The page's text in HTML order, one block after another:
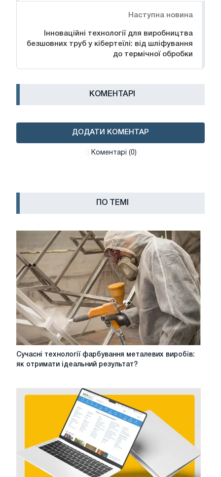
Наступна новина
Інноваційні технології для виробництва
безшовних труб у кібертеїлі: від шліфування
до термічної обробки
КОМЕНТАРІ
ДОДАТИ КОМЕНТАР
Коментарі (0)
ПО ТЕМІ
Сучасні
технології
Сучасні технології фарбування металевих виробів:
як отримати ідеальний результат?